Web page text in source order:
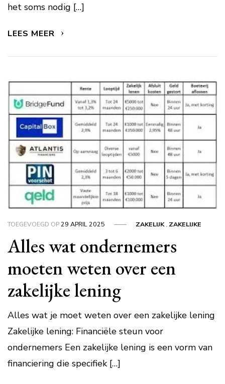
het soms nodig […]
LEES MEER
TOEGEVOEGD OP29 APRIL 2025 ZAKELIJK, ZAKELIJKE
Alles wat ondernemers
moeten weten over een
zakelijke lening
Alles wat je moet weten over een zakelijke lening
Zakelijke lening: Financiële steun voor
ondernemers Een zakelijke lening is een vorm van
financiering die specifiek […]